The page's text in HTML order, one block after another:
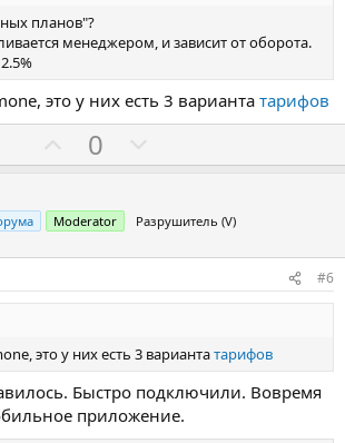
планов"?
менеджером, и зависит от оборота.
это у них есть 3 варианта тарифов
а
0
р
т
и
Moderator Разрушитель (V)
#6
это у них есть 3 вариантатарифов
Быстро подключили. Вовремя
приложение.